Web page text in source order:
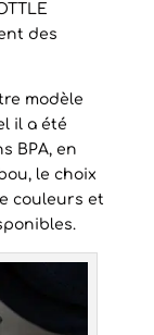
des
modèle
il a été
BPA, en
le choix
couleurs et